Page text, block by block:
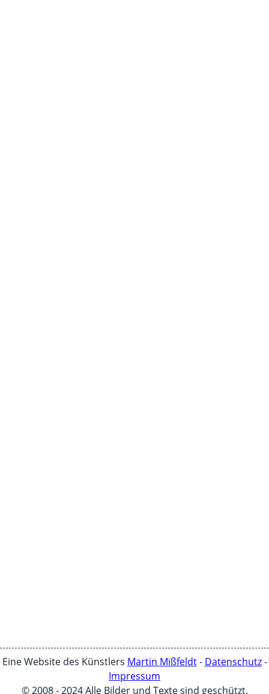
Eine Website des Künstlers Martin Mißfeldt- Datenschutz-
Impressum
© 2008 - 2024 Alle Bilder und Texte sind geschützt.